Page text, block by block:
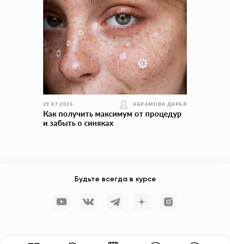
29.07.2026 АБРАМОВА ДАРЬЯ
Как получить максимум от процедур
и забыть о синяках
Будьте всегда в курсе